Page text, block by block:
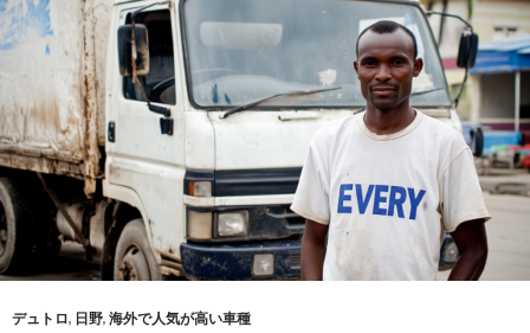
耐
用
年
と
減
価
償
却
の
知
デュトロ, 日野, 海外で人気が高い車種